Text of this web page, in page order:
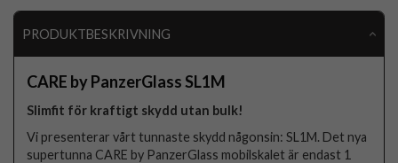
PRODUKTBESKRIVNING
CARE by PanzerGlass SL1M
Slimfit för kraftigt skydd utan bulk!
Vi presenterar vårt tunnaste skydd någonsin: SL1M. Det nya
supertunna CARE by PanzerGlass mobilskalet är endast 1